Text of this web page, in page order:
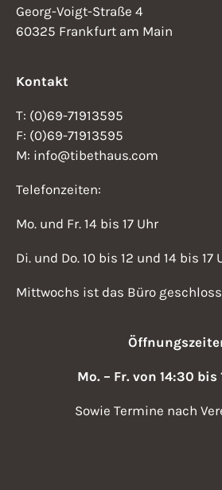
Georg-Voigt-Straße 4
60325 Frankfurt am Main
Kontakt
T: (0)69-71913595
F: (0)69-71913595
M: info@tibethaus.com
Telefonzeiten:
Mo. und Fr. 14 bis 17 Uhr
Di. und Do. 10 bis 12 und 14 bis 17
Mittwochs ist das Büro
Mo. – Fr. von 14:30 bis
Sowie Termine nach